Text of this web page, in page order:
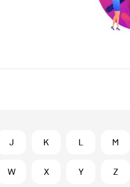
J K L M
W X Y Z